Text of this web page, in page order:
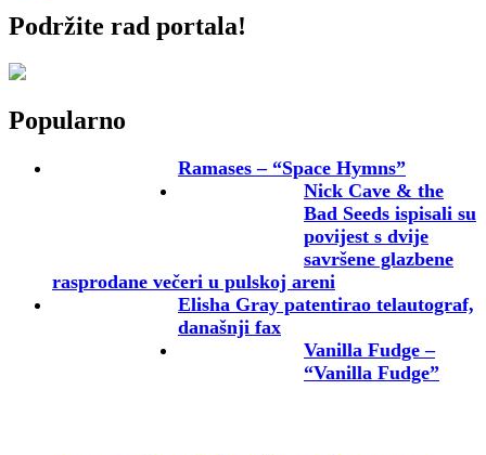
Podržite rad portala!
Popularno
Ramases – “Space Hymns”
Nick Cave & the
Bad Seeds ispisali su
povijest s dvije
savršene glazbene
rasprodane večeri u pulskoj areni
Elisha Gray patentirao telautograf,
današnji fax
Vanilla Fudge –
“Vanilla Fudge”